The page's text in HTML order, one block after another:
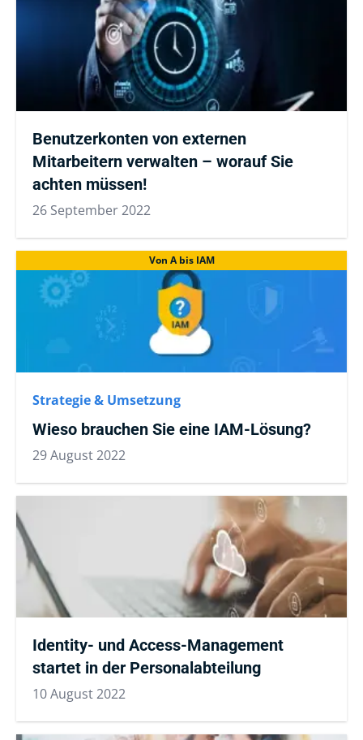
Benutzerkonten von externen
Mitarbeitern verwalten – worauf Sie
achten müssen!
26 September 2022
Von A bis IAM
Strategie & Umsetzung
Wieso brauchen Sie eine IAM-Lösung?
29 August 2022
Identity- und Access-Management
startet in der Personalabteilung
10 August 2022